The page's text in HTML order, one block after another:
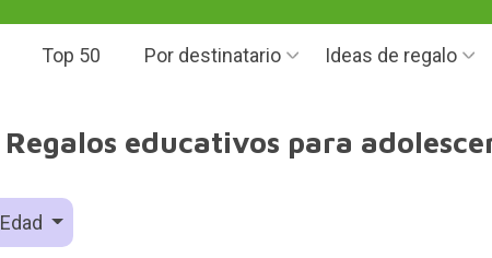
Top 50 Por destinatario Ideas de regalo
Regalos educativos para
Edad